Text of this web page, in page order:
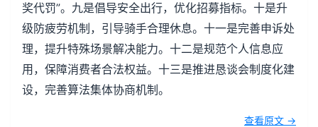
奖代罚”。九是倡导安全出行，优化招募指标。十是升
级防疲劳机制，引导骑手合理休息。十一是完善申诉处
理，提升特殊场景解决能力。十二是规范个人信息应
用，保障消费者合法权益。十三是推进恳谈会制度化建
设，完善算法集体协商机制。
查看原文 →